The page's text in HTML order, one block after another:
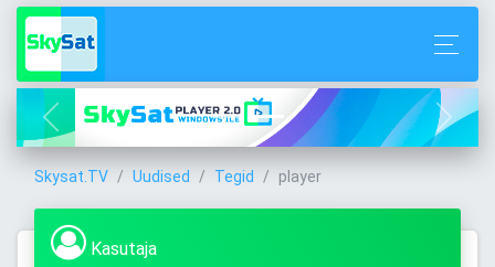
Skysat.TV Uudised Tegid player
Kasutaja